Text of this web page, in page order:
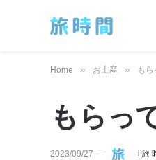
Home » お土産 » も
もらっ
2023/09/27 ｢旅